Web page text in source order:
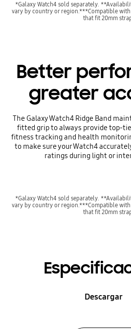
*Galaxy Watch4 sold separately.
vary by country or region.***Compatible with
that fit 20mm
Better
greater
The Galaxy Watch4 Ridge Band
fitted grip to always provide top-
fitness tracking and health
to make sure your Watch4
ratings during light or
*Galaxy Watch4 sold separately.
vary by country or region.***Compatible with
that fit 20mm
Descargar